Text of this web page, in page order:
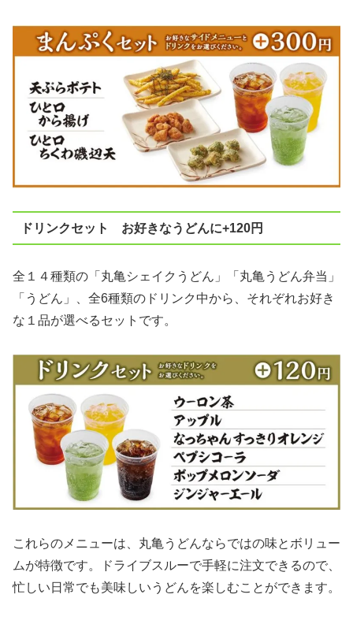
ドリンクセット お好きなうどんに+120円
全１４種類の「丸亀シェイクうどん」「丸亀うどん弁当」
「うどん」、全6種類のドリンク中から、それぞれお好き
な１品が選べるセットです。
これらのメニューは、丸亀うどんならではの味とボリュー
ムが特徴です。ドライブスルーで手軽に注文できるので、
忙しい日常でも美味しいうどんを楽しむことができます。